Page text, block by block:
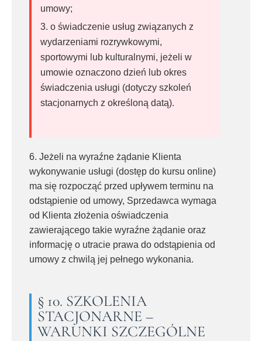
umowy;
o świadczenie usług związanych z
wydarzeniami rozrywkowymi,
sportowymi lub kulturalnymi, jeżeli w
umowie oznaczono dzień lub okres
świadczenia usługi (dotyczy szkoleń
stacjonarnych z określoną datą).
6. Jeżeli na wyraźne żądanie Klienta
wykonywanie usługi (dostęp do kursu online)
ma się rozpocząć przed upływem terminu na
odstąpienie od umowy, Sprzedawca wymaga
od Klienta złożenia oświadczenia
zawierającego takie wyraźne żądanie oraz
informację o utracie prawa do odstąpienia od
umowy z chwilą jej pełnego wykonania.
§ 10. SZKOLENIA
STACJONARNE –
WARUNKI SZCZEGÓLNE